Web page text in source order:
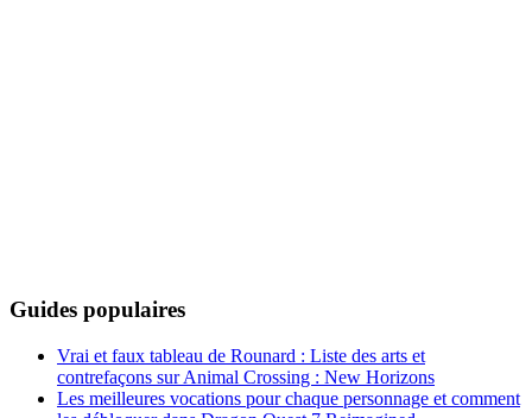
Guides populaires
Vrai et faux tableau de Rounard : Liste des arts et
contrefaçons sur Animal Crossing : New Horizons
Les meilleures vocations pour chaque personnage et comment